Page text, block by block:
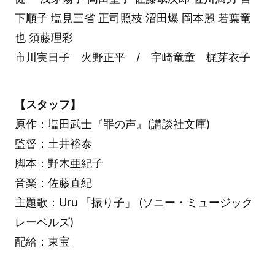
下順子 塩見三省 正司照枝 沼田爆 岡本麗 若葉竜
也 須藤理彩
市川実日子 火野正平 / 宇崎竜童 梶芽衣子
【スタッフ】
原作：塩田武士『罪の声』(講談社文庫)
監督：土井裕泰
脚本：野木亜紀子
音楽：佐藤直紀
主題歌：Uru 「振り子」 (ソニー・ミュージック
レーベルズ)
配給：東宝